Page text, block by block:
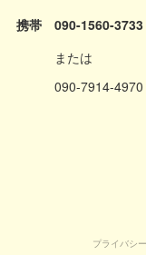
携帯 090-1560-3733
または
090-7914-4970
プライバシ